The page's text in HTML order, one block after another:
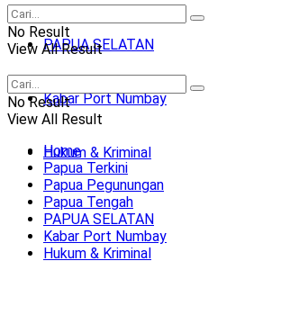
PAPUA SELATAN
Kabar Port Numbay
Hukum & Kriminal
No Result
View All Result
No Result
View All Result
Home
Papua Terkini
Papua Pegunungan
Papua Tengah
PAPUA SELATAN
Kabar Port Numbay
Hukum & Kriminal